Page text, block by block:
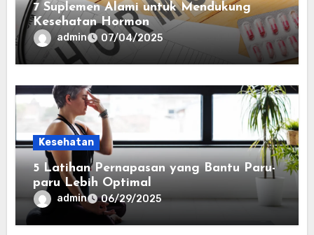
7 Suplemen Alami untuk Mendukung
Kesehatan Hormon
admin 07/04/2025
Kesehatan
5 Latihan Pernapasan yang Bantu Paru-
paru Lebih Optimal
admin 06/29/2025